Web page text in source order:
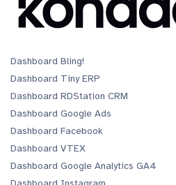
Dashboard Bling!
Dashboard Tiny ERP
Dashboard RDStation CRM
Dashboard Google Ads
Dashboard Facebook
Dashboard VTEX
Dashboard Google Analytics GA4